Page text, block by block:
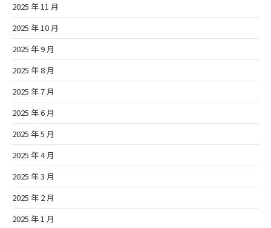
2025 年 11 月
2025 年 10 月
2025 年 9 月
2025 年 8 月
2025 年 7 月
2025 年 6 月
2025 年 5 月
2025 年 4 月
2025 年 3 月
2025 年 2 月
2025 年 1 月